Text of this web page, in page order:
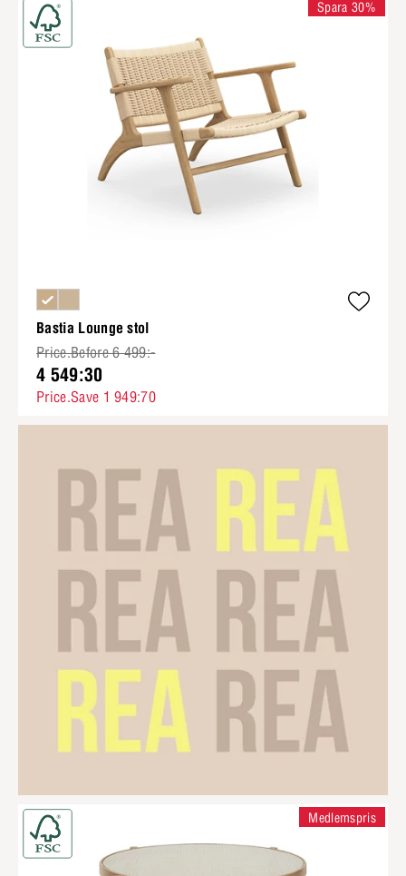
Bastia Lounge stol
Price.Before 6 499:-
4 549:30
Price.Save 1 949:70
Spara 30%
Medlemspris